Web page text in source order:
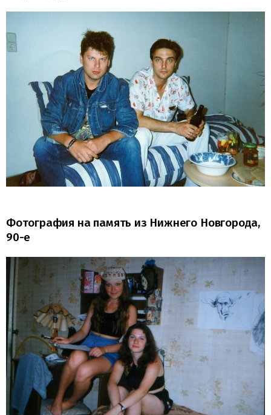
Фотография на память из Нижнего Новгорода,
90-е